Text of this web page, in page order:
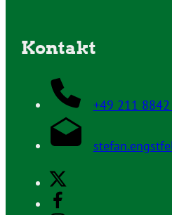
Kontakt
+49 211